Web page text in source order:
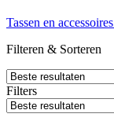
Tassen en accessoires
Filteren & Sorteren
Filters